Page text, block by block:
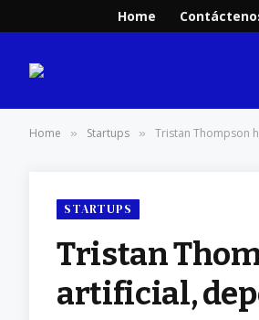
Home
Home » Startups » Tristan Thompson
STARTUPS
Tristan
artificial,